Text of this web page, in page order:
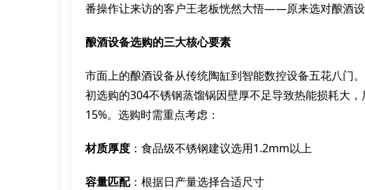
番操作让来访的客户王老板恍然大悟——原来选对酿酒设
酿酒设备选购的三大核心要素
市面上的酿酒设备从传统陶缸到智能数控设备五花八门
初选购的304不锈钢蒸馏锅因壁厚不足导致热能损耗大
15%。选购时需重点考虑：
材质厚度 ：食品级不锈钢建议选用1.2mm以上
容量匹配：根据日产量选择合适尺寸